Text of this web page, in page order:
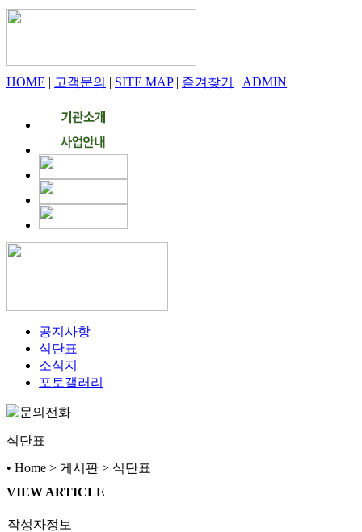
HOME | 고객문의 | SITE MAP| 즐겨찾기 | ADMIN
공지사항
식단표
소식지
포토갤러리
식단표
• Home > 게시판 > 식단표
VIEW ARTICLE
작성자정보